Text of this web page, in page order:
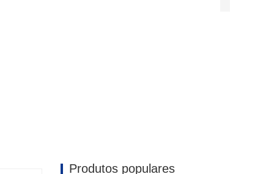
a estradas difíceis.
Produtos populares